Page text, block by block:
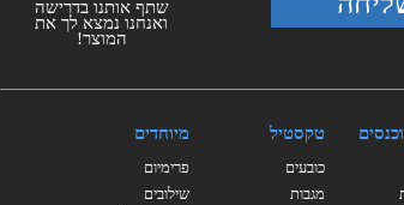
שתף אותנו בדרישה
ואנחנו נמצא לך את
המוצר!
טקסטיל
כובעים
מגבות
מיוחדים
פרימיום
שילובים